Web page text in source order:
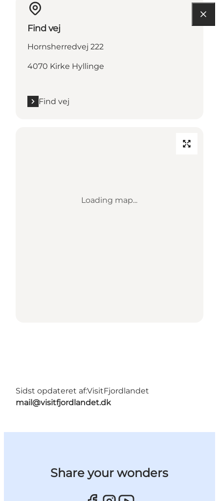
Find vej
Hornsherredvej 222
4070 Kirke Hyllinge
Find vej
Loading map...
Sidst opdateret af:VisitFjordlandet
mail@visitfjordlandet.dk
Share your wonders